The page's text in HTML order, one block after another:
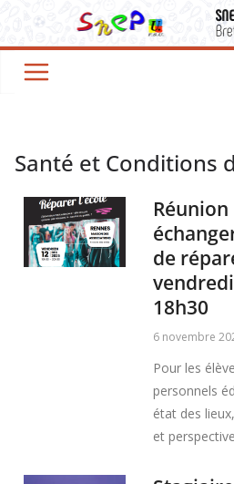
Santé et Conditions
de
18h30
6 novembre
Pour les
personnels
état des
et